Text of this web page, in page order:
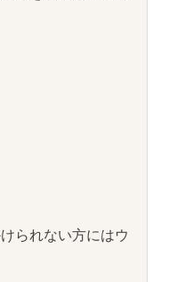
られない方にはウ